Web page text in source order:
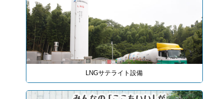
LNGサテライト設備